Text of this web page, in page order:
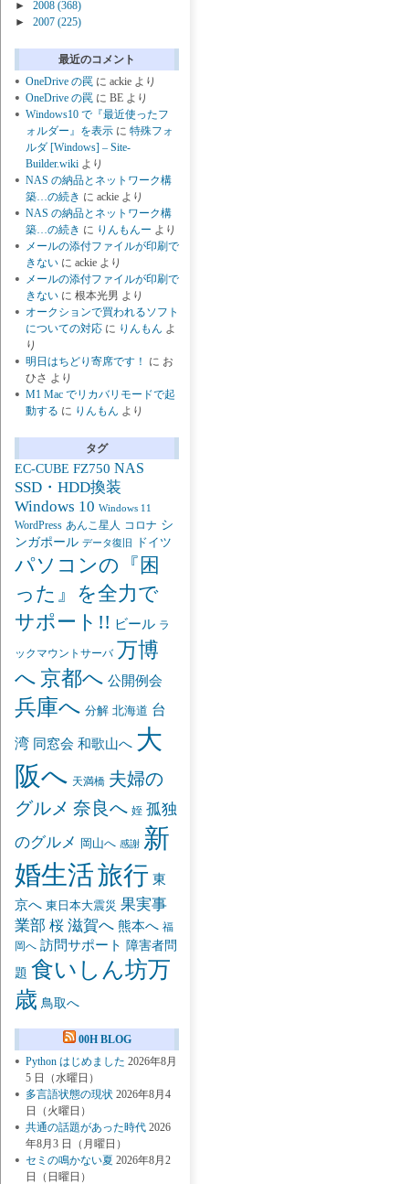
► 2008 (368)
►
2007 (225)
最近のコメント
OneDrive の罠 に ackie より
OneDrive の罠 に BE より
Windows10 で『最近使ったフ
ォルダー』を表示 に 特殊フォ
ルダ [Windows] – Site-
Builder.wiki より
NAS の納品とネットワーク構
築…の続き に ackie より
NAS の納品とネットワーク構
築…の続き に りんもんー より
メールの添付ファイルが印刷で
きない に ackie より
メールの添付ファイルが印刷で
きない に 根本光男 より
オークションで買われるソフト
についての対応 に りんもん よ
り
明日はちどり寄席です！
に お
ひさ より
M1 Mac でリカバリモードで起
動する に りんもん より
タグ
EC-CUBE FZ750 NAS
SSD・HDD換装
Windows 10 Windows 11
WordPress あんこ星人 コロナ シ
ンガポール データ復旧 ドイツ
パソコンの『困
った』を全力で
サポート!! ビール ラ
ックマウントサーバ 万博
へ 京都へ 公開例会
兵庫へ 分解 北海道 台
湾 同窓会 和歌山へ 大
阪へ 天満橋 夫婦の
グルメ 奈良へ 姪 孤独
のグルメ
岡山へ 感謝 新
婚生活旅行 東
京へ 東日本大震災 果実事
業部 桜 滋賀へ 熊本へ 福
岡へ 訪問サポート 障害者問
題 食いしん坊万
歳 鳥取へ
00H BLOG
Python はじめました 2026年8月
5 日（水曜日）
多言語状態の現状 2026年8月4
日（火曜日）
共通の話題があった時代 2026
年8月3 日（月曜日）
セミの鳴かない夏 2026年8月2
日（日曜日）